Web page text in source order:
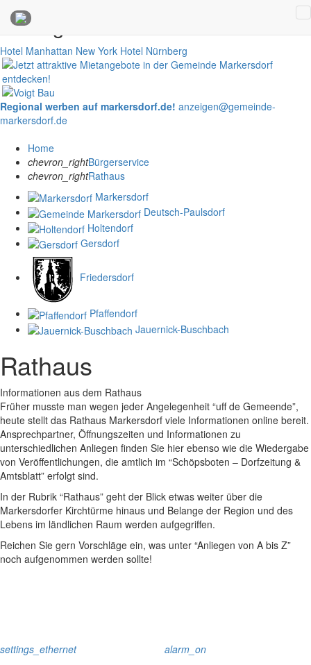
Anzeigen
Hotel Manhattan New York Hotel Nürnberg
Regional werben auf markersdorf.de! anzeigen@gemeinde-
markersdorf.de
Home
chevron_rightBürgerservice
chevron_rightRathaus
Markersdorf
Deutsch-Paulsdorf
Holtendorf
Gersdorf
Friedersdorf
Pfaffendorf
Jauernick-Buschbach
Rathaus
Informationen aus dem Rathaus
Früher musste man wegen jeder Angelegenheit “uff de Gemeende”,
heute stellt das Rathaus Markersdorf viele Informationen online bereit.
Ansprechpartner, Öffnungszeiten und Informationen zu
unterschiedlichen Anliegen finden Sie hier ebenso wie die Wiedergabe
von Veröffentlichungen, die amtlich im “Schöpsboten – Dorfzeitung &
Amtsblatt” erfolgt sind.
In der Rubrik “Rathaus” geht der Blick etwas weiter über die
Markersdorfer Kirchtürme hinaus und Belange der Region und des
Lebens im ländlichen Raum werden aufgegriffen.
Reichen Sie gern Vorschläge ein, was unter “Anliegen von A bis Z”
noch aufgenommen werden sollte!
settings_ethernet alarm_on